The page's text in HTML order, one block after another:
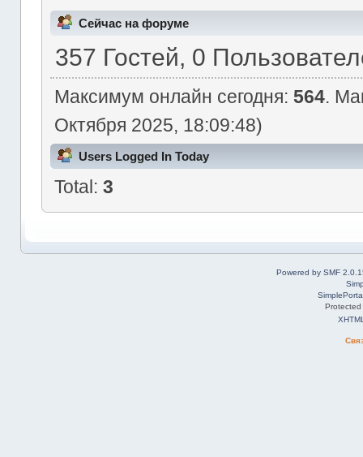
Сейчас на форуме
357 Гостей, 0
Максимум онлайн сегодня: 564.
Октября 2025, 18:09:48)
Users Logged In Today
Total: 3
Powered by SMF